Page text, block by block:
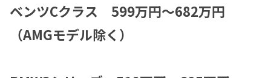
ベンツCクラス 599万円～682万円
（AMGモデル除く）